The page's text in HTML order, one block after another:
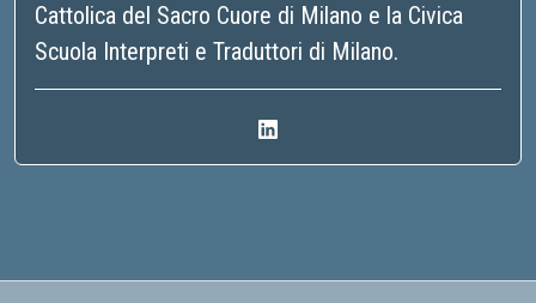
Cattolica del Sacro Cuore di Milano e la Civica
Scuola Interpreti e Traduttori di Milano.